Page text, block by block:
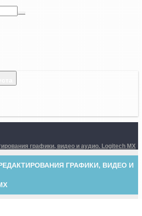
графики, видео и аудио. Logitech MX
ГРАФИКИ, ВИДЕО И